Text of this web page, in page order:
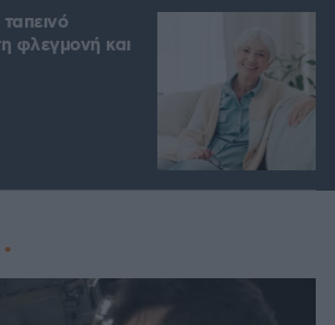
φλεγμονή και